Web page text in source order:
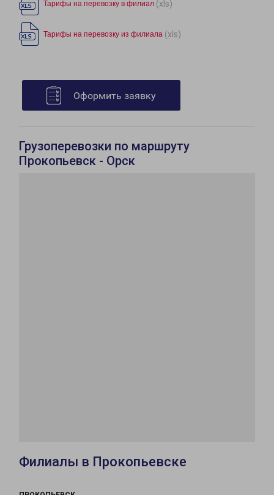
Тарифы на перевозку в филиал (xls)
Тарифы на перевозку из филиала (xls)
Оформить заявку
Грузоперевозки по маршруту
Прокопьевск - Орск
Филиалы в Прокопьевске